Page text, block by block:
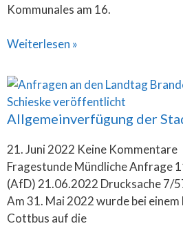
Kommunales am 16.
Weiterlesen »
Allgemeinverfügung der
21. Juni 2022 Keine Kommentare
Fragestunde Mündliche Anfrage
(AfD) 21.06.2022 Drucksache 7/
Am 31. Mai 2022 wurde bei
Cottbus auf die